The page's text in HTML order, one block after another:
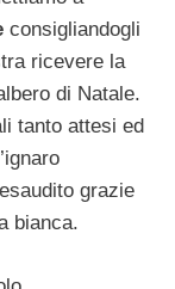
consigliandogli
ricevere la
di Natale.
tanto attesi ed
grazie
bianca.